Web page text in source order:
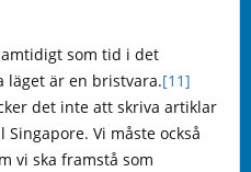
som tid i det
läget är en bristvara.[11]
det inte att skriva artiklar
Vi måste också
vi ska framstå som